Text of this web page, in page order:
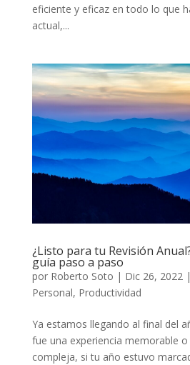
eficiente y eficaz en todo lo que
actual,...
¿Listo para tu Revisión
guía paso a paso
por Roberto Soto | Dic 26, 2022 |
Personal, Productividad
Ya estamos llegando al final del
fue una experiencia memorable o
compleja, si tu año estuvo